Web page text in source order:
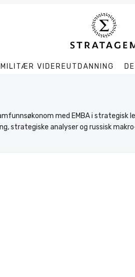
MILITÆR VIDEREUTDANNING
Søk
med EMBA i strategisk
strategiske analyser og russisk